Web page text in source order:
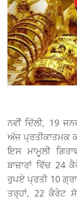
ਨਵੀਂ ਦਿੱਲੀ, 19
ਅੱਜ ਪ੍ਰਤੀਕਾਤਮਕ
ਇਸ ਮਾਮੂਲੀ
ਬਾਜ਼ਾਰਾਂ ਵਿੱਚ 24
ਰੁਪਏ ਪ੍ਰਤੀ 10
ਤਰ੍ਹਾਂ, 22 ਕੈਰੇਟ